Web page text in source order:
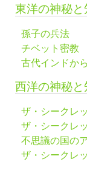
東洋の神秘と
孫子の兵法
チベット密教
古代インドか
西洋の神秘と
ザ・シークレ
ザ・シークレ
不思議の国の
ザ・シークレ